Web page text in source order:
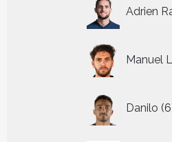
Adrien
Manuel
Danilo 6